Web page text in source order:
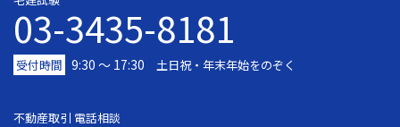
03-3435-8181
受付時間 9:30 〜 17:30 土日祝・年末年始をのぞく
不動産取引 電話相談